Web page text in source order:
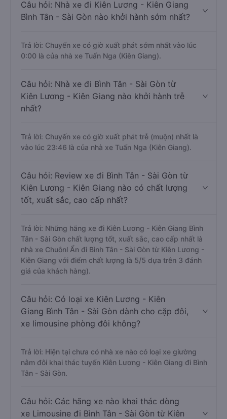
Câu hỏi: Nhà xe đi Kiên Lương - Kiên Giang
Bình Tân - Sài Gòn nào khởi hành sớm nhất?
Trả lời: Chuyến xe có giờ xuất phát sớm nhất vào lúc
0:00 là của nhà xe Tuấn Nga (Kiên Giang).
Câu hỏi: Nhà xe đi Bình Tân - Sài Gòn từ
Kiên Lương - Kiên Giang nào khởi hành trễ
nhất?
Trả lời: Chuyến xe có giờ xuất phát trễ (muộn) nhất là
vào lúc 23:46 là của nhà xe Tuấn Nga (Kiên Giang).
Câu hỏi: Review xe đi Bình Tân - Sài Gòn từ
Kiên Lương - Kiên Giang nào có chất lượng
tốt, xuất sắc, cao cấp nhất?
Trả lời: Những hãng xe đi Kiên Lương - Kiên Giang Bình
Tân - Sài Gòn chất lượng tốt, xuất sắc, cao cấp nhất là
nhà xe Chuônl Ẩn đi Bình Tân - Sài Gòn từ Kiên Lương -
Kiên Giang với điểm chất lượng là 5/5 dựa trên 3 đánh
giá của khách hàng).
Câu hỏi: Có loại xe Kiên Lương - Kiên
Giang Bình Tân - Sài Gòn dành cho cặp đôi,
xe limousine phòng đôi không?
Trả lời: Hiện tại chưa có nhà xe nào có loại xe giường
nằm đôi khai thác tuyến Kiên Lương - Kiên Giang đi Bình
Tân - Sài Gòn.
Câu hỏi: Các hãng xe nào khai thác dòng
xe Limousine đi Bình Tân - Sài Gòn từ Kiên